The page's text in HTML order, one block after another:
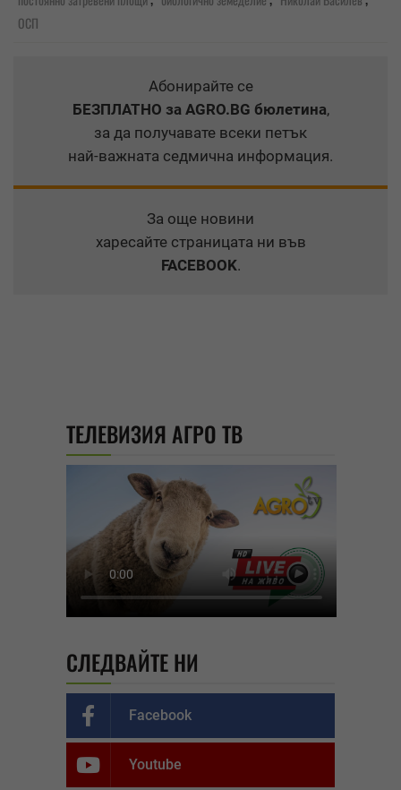
ОСП
Абонирайте се
БЕЗПЛАТНО за AGRO.BG бюлетина,
за да получавате всеки петък
най-важната седмична информация.
За още новини
харесайте страницата ни във
FACEBOOK.
ТЕЛЕВИЗИЯ АГРО ТВ
СЛЕДВАЙТЕ НИ
Facebook
Youtube